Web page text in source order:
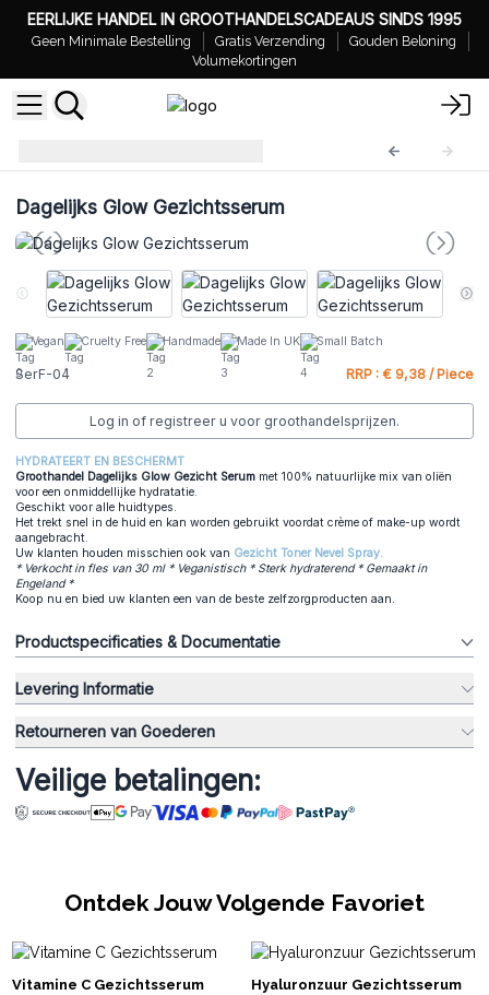
EERLIJKE HANDEL IN GROOTHANDELSCADEAUS SINDS 1995
Geen Minimale Bestelling Gratis Verzending
Gouden Beloning
Volumekortingen
Dagelijks Glow Gezichtsserum
Vegan Cruelty Free Handmade Made In UK Small Batch
SerF-04 RRP : € 9,38 / Piece
Log in of registreer u voor groothandelsprijzen.
HYDRATEERT EN BESCHERMT
Groothandel Dagelijks Glow Gezicht Serum met 100% natuurlijke mix van oliën
voor een onmiddellijke hydratatie.
Geschikt voor alle huidtypes.
Het trekt snel in de huid en kan worden gebruikt voordat crème of make-up wordt
aangebracht.
Uw klanten houden misschien ook van Gezicht Toner Nevel Spray.
* Verkocht in fles van 30 ml * Veganistisch * Sterk hydraterend * Gemaakt in
Engeland *
Koop nu en bied uw klanten een van de beste zelfzorgproducten aan.
Productspecificaties & Documentatie
Levering Informatie
Retourneren van Goederen
Veilige betalingen:
Ontdek Jouw Volgende Favoriet
Vitamine C Gezichtsserum Hyaluronzuur Gezichtsserum